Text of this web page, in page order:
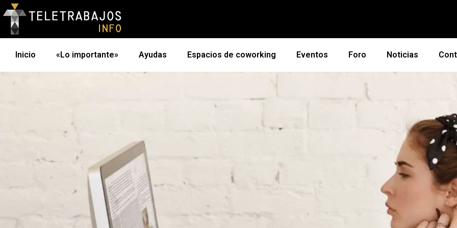
Inicio «Lo importante» Ayudas Espacios de coworking Eventos Foro Noticias